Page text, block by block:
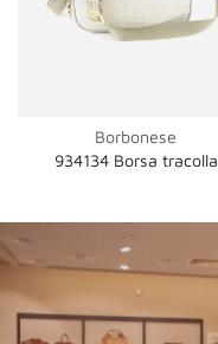
Borbonese
934134 Borsa tracolla